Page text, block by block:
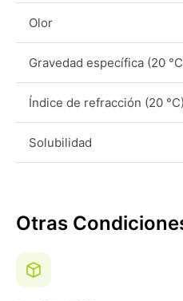
Olor
Gravedad específica (20
Índice de refracción (20 °C)
Solubilidad
Otras